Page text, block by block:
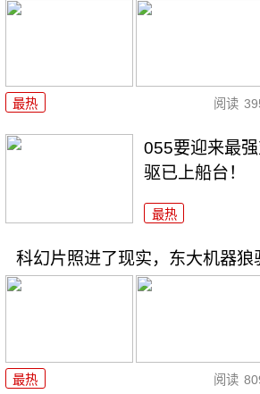
最热 阅读
055要迎来最
驱已上船台！
最热
科幻片照进了现实，东大机器狼
最热 阅读